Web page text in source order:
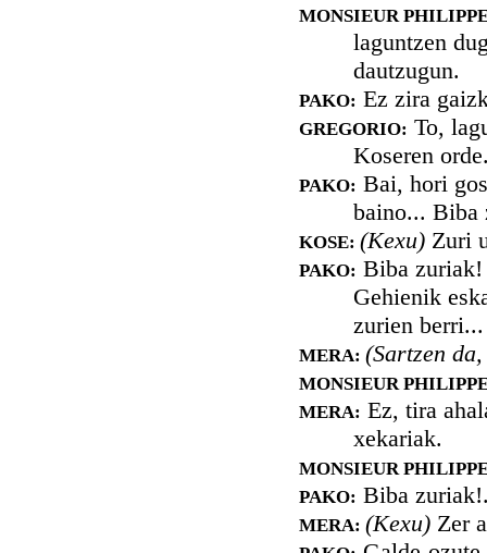
MONSIEUR
laguntzen
dautzugun.
PAKO: Ez zira
GREGORIO: To,
Koseren
PAKO: Bai, hori
baino... Biba
KOSE: (Kexu) Zuri
PAKO: Biba
Gehienik
zurien
MERA: (Sartzen
MONSIEUR
MERA: Ez, tira
xekariak.
MONSIEUR
PAKO: Biba
MERA: (Kexu) Zer